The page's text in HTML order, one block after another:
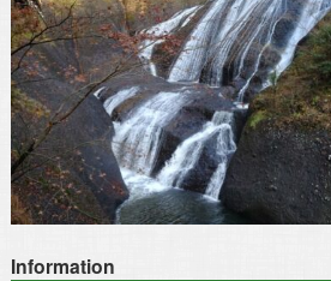
Information